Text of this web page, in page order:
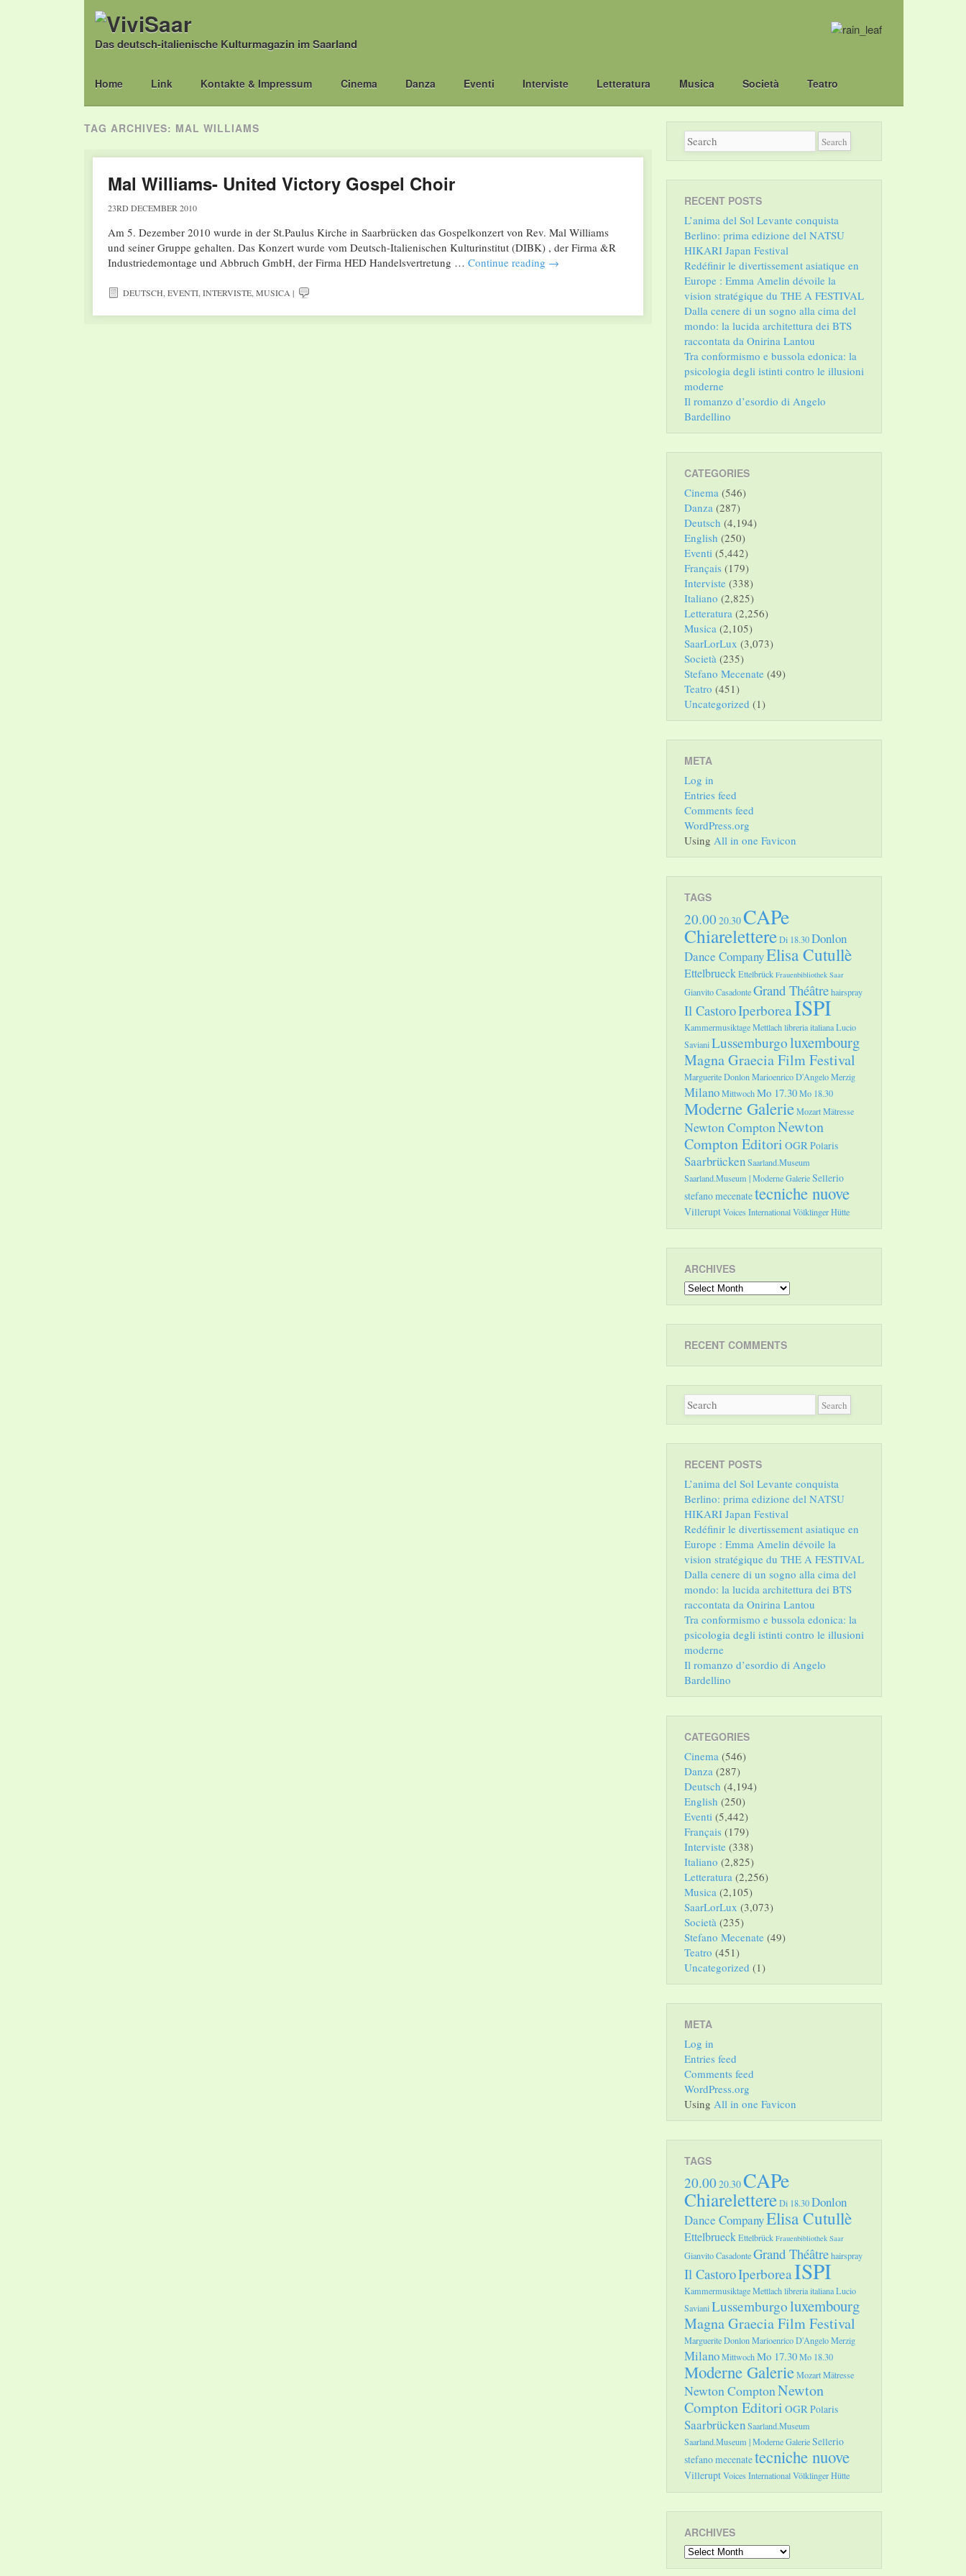
Das deutsch-italienische Kulturmagazin im Saarland
Main menu
Skip
Home Link Kontakte & Impressum Cinema Danza Eventi Interviste Letteratura Musica Società Teatro
TAG ARCHIVES: MAL WILLIAMS
Mal Williams- United Victory Gospel Choir
23RD DECEMBER 2010
Am 5. Dezember 2010 wurde in der St.Paulus Kirche in Saarbrücken das Gospelkonzert von Rev. Mal Williams
und seiner Gruppe gehalten. Das Konzert wurde vom Deutsch-Italienischen Kulturinstitut (DIBK) , der Firma &R
Industriedemontage und Abbruch GmbH, der Firma HED Handelsvertretung … Continue reading →
DEUTSCH,EVENTI,INTERVISTE,MUSICA |
RECENT POSTS
L’anima del Sol Levante conquista
Berlino: prima edizione del NATSU
HIKARI Japan Festival
Redéfinir le divertissement asiatique en
Europe : Emma Amelin dévoile la
vision stratégique du THE A FESTIVAL
Dalla cenere di un sogno alla cima del
mondo: la lucida architettura dei BTS
raccontata da Onirina Lantou
Tra conformismo e bussola edonica: la
psicologia degli istinti contro le illusioni
moderne
Il romanzo d’esordio di Angelo
Bardellino
CATEGORIES
Cinema (546)
Danza (287)
Deutsch (4,194)
English (250)
Eventi (5,442)
Français (179)
Interviste (338)
Italiano (2,825)
Letteratura (2,256)
Musica (2,105)
SaarLorLux (3,073)
Società (235)
Stefano Mecenate (49)
Teatro (451)
Uncategorized (1)
META
Log in
Entries feed
Comments feed
WordPress.org
Using All in one Favicon
TAGS
20.00 20.30CAPe
ChiarelettereDi 18.30Donlon
Dance CompanyElisa Cutullè
EttelbrueckEttelbrück Frauenbibliothek Saar
Gianvito CasadonteGrand Théâtrehairspray
Il CastoroIperboreaISPI
Kammermusiktage Mettlachlibreria italianaLucio
SavianiLussemburgoluxembourg
Magna Graecia Film Festival
Marguerite DonlonMarioenrico D'AngeloMerzig
MilanoMittwochMo 17.30Mo 18.30
Moderne GalerieMozartMätresse
Newton ComptonNewton
Compton Editori OGRPolaris
SaarbrückenSaarland.Museum
Saarland.Museum | Moderne GalerieSellerio
stefano mecenatetecniche nuove
VilleruptVoices InternationalVölklinger Hütte
ARCHIVES
Archives
RECENT COMMENTS
RECENT POSTS
L’anima del Sol Levante conquista
Berlino: prima edizione del NATSU
HIKARI Japan Festival
Redéfinir le divertissement asiatique en
Europe : Emma Amelin dévoile la
vision stratégique du THE A FESTIVAL
Dalla cenere di un sogno alla cima del
mondo: la lucida architettura dei BTS
raccontata da Onirina Lantou
Tra conformismo e bussola edonica: la
psicologia degli istinti contro le illusioni
moderne
Il romanzo d’esordio di Angelo
Bardellino
CATEGORIES
Cinema (546)
Danza (287)
Deutsch (4,194)
English (250)
Eventi (5,442)
Français (179)
Interviste (338)
Italiano (2,825)
Letteratura (2,256)
Musica (2,105)
SaarLorLux (3,073)
Società (235)
Stefano Mecenate (49)
Teatro (451)
Uncategorized (1)
META
Log in
Entries feed
Comments feed
WordPress.org
Using All in one Favicon
TAGS
20.00 20.30CAPe
ChiarelettereDi 18.30Donlon
Dance CompanyElisa Cutullè
EttelbrueckEttelbrück Frauenbibliothek Saar
Gianvito CasadonteGrand Théâtrehairspray
Il CastoroIperboreaISPI
Kammermusiktage Mettlachlibreria italianaLucio
SavianiLussemburgoluxembourg
Magna Graecia Film Festival
Marguerite DonlonMarioenrico D'AngeloMerzig
MilanoMittwochMo 17.30Mo 18.30
Moderne GalerieMozartMätresse
Newton ComptonNewton
Compton Editori OGRPolaris
SaarbrückenSaarland.Museum
Saarland.Museum | Moderne GalerieSellerio
stefano mecenatetecniche nuove
VilleruptVoices InternationalVölklinger Hütte
ARCHIVES
Archives